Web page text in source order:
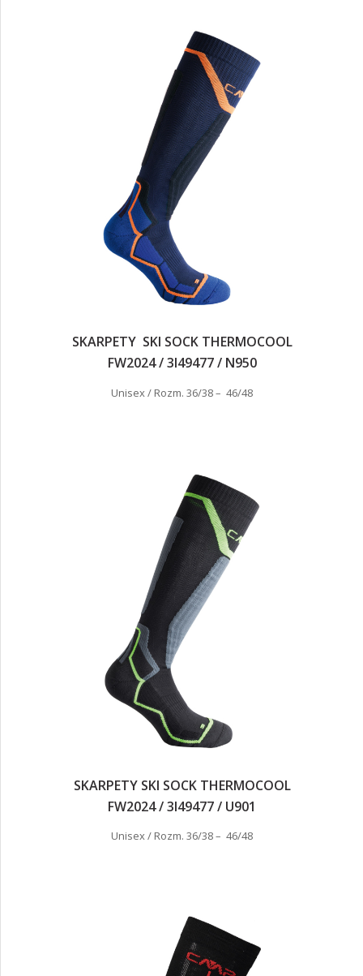
SKARPETY SKI SOCK THERMOCOOL
FW2024 / 3I49477 / N950
Unisex / Rozm. 36/38 – 46/48
SKARPETY SKI SOCK THERMOCOOL
FW2024 / 3I49477 / U901
Unisex / Rozm. 36/38 – 46/48